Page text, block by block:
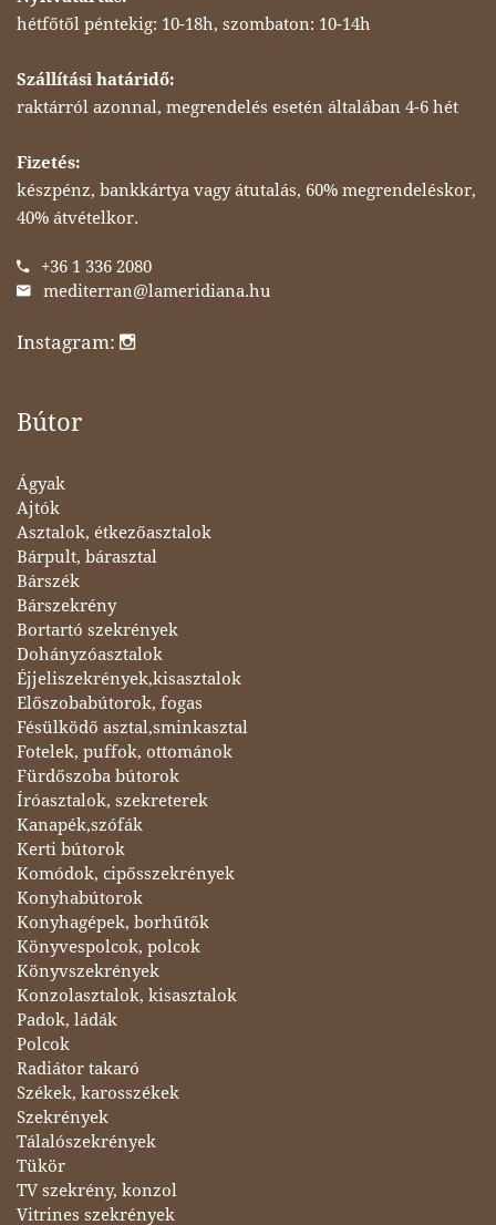
hétfőtől péntekig: 10-18h, szombaton: 10-14h
Szállítási határidő:
raktárról azonnal, megrendelés esetén általában 4-6 hét
Fizetés:
készpénz, bankkártya vagy átutalás, 60% megrendeléskor,
40% átvételkor.
+36 1 336 2080
mediterran@lameridiana.hu
Instagram:
Bútor
Ágyak
Ajtók
Asztalok, étkezőasztalok
Bárpult, bárasztal
Bárszék
Bárszekrény
Bortartó szekrények
Dohányzóasztalok
Éjjeliszekrények,kisasztalok
Előszobabútorok, fogas
Fésülködő asztal,sminkasztal
Fotelek, puffok, ottománok
Fürdőszoba bútorok
Íróasztalok, szekreterek
Kanapék,szófák
Kerti bútorok
Komódok, cipősszekrények
Konyhabútorok
Konyhagépek, borhűtők
Könyvespolcok, polcok
Könyvszekrények
Konzolasztalok, kisasztalok
Padok, ládák
Polcok
Radiátor takaró
Székek, karosszékek
Szekrények
Tálalószekrények
Tükör
TV szekrény, konzol
Vitrines szekrények